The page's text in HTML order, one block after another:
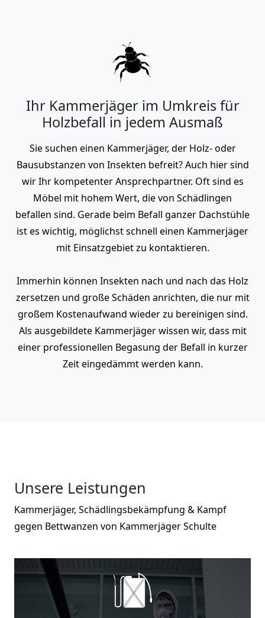
Ihr Kammerjäger im Umkreis für
Holzbefall in jedem Ausmaß
Sie suchen einen Kammerjäger, der Holz- oder
Bausubstanzen von Insekten befreit? Auch hier sind
wir Ihr kompetenter Ansprechpartner. Oft sind es
Möbel mit hohem Wert, die von Schädlingen
befallen sind. Gerade beim Befall ganzer Dachstühle
ist es wichtig, möglichst schnell einen Kammerjäger
mit Einsatzgebiet zu kontaktieren.
Immerhin können Insekten nach und nach das Holz
zersetzen und große Schäden anrichten, die nur mit
großem Kostenaufwand wieder zu bereinigen sind.
Als ausgebildete Kammerjäger wissen wir, dass mit
einer professionellen Begasung der Befall in kurzer
Zeit eingedämmt werden kann.
Unsere Leistungen
Kammerjäger, Schädlingsbekämpfung & Kampf
gegen Bettwanzen von Kammerjäger Schulte